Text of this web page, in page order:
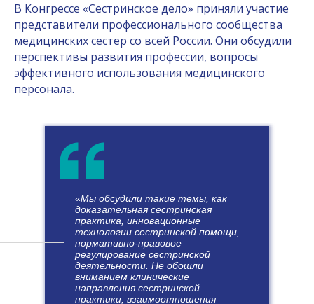
В Конгрессе «Сестринское дело» приняли участие
представители профессионального сообщества
медицинских сестер со всей России. Они обсудили
перспективы развития профессии, вопросы
эффективного использования медицинского
персонала.
«Мы обсудили такие темы, как
доказательная сестринская
практика, инновационные
технологии сестринской помощи,
нормативно-правовое
регулирование сестринской
деятельности. Не обошли
вниманием клинические
направления сестринской
практики, взаимоотношения